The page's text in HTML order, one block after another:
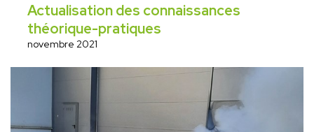
Actualisation des connaissances
théorique-pratiques
novembre 2021